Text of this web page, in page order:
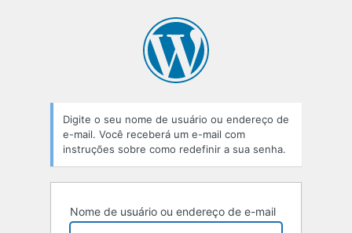
Digite o seu nome de usuário ou endereço de
e-mail. Você receberá um e-mail com
instruções sobre como redefinir a sua senha.
Nome de usuário ou endereço de e-mail